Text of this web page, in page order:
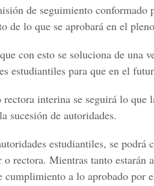
de seguimiento conformado
de lo que se aprobará en el
con esto se soluciona de una
estudiantiles para que en el
interina se seguirá lo
sucesión de autoridades.
estudiantiles, se podrá
rectora. Mientras tanto estarán
cumplimiento a lo aprobado por